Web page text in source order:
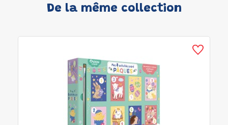
De la même collection